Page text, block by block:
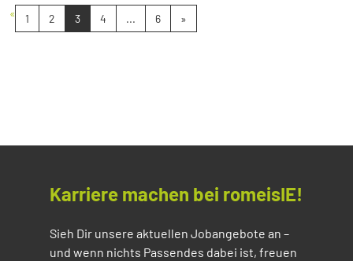
« 1 2 3 4 ... 6 »
Karriere machen bei romeisIE!
Sieh Dir unsere aktuellen Jobangebote an –
und wenn nichts Passendes dabei ist, freuen